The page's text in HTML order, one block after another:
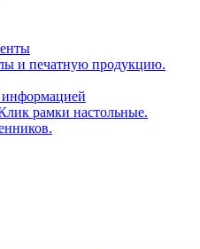
и печатную продукцию.
информацией
рамки настольные.